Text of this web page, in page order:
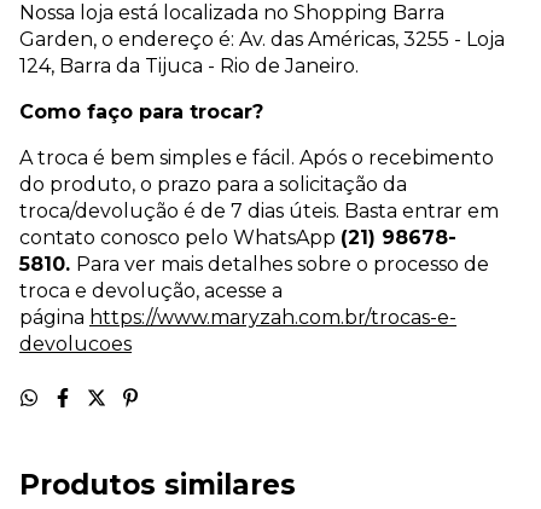
Nossa loja está localizada no Shopping Barra
Garden, o endereço é: Av. das Américas, 3255 - Loja
124, Barra da Tijuca - Rio de Janeiro.
Como faço para trocar?
A troca é bem simples e fácil. Após o recebimento
do produto, o prazo para a solicitação da
troca/devolução é de 7 dias úteis. Basta entrar em
contato conosco pelo WhatsApp (21) 98678-
5810. Para ver mais detalhes sobre o processo de
troca e devolução, acesse a
página https://www.maryzah.com.br/trocas-e-
devolucoes
Produtos similares